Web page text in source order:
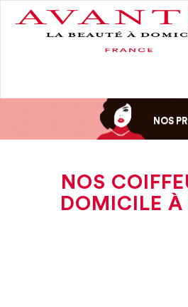
NOS
NOS
DOMICILE À